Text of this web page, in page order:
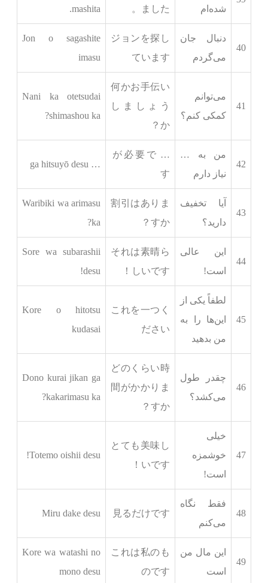
شده‌ام
ました。
mashita.
40
دنبال جان
می‌گردم
ジョンを探し
ています
Jon o sagashite
imasu
41
می‌توانم
کمکی کنم؟
何かお手伝い
しましょう
か？
Nani ka otetsudai
shimashou ka?
42
من به …
نیاز دارم
… が必要で
す
… ga hitsuyō desu
43
آیا تخفیف
دارید؟
割引はありま
すか？
Waribiki wa arimasu
ka?
44
این عالی
است!
それは素晴ら
しいです！
Sore wa subarashii
desu!
45
لطفاً یکی از
این‌ها را به
من بدهید
これを一つく
ださい
Kore o hitotsu
kudasai
46
چقدر طول
می‌کشد؟
どのくらい時
間がかかりま
すか？
Dono kurai jikan ga
kakarimasu ka?
47
خیلی
خوشمزه
است!
とても美味し
いです！
Totemo oishii desu!
48
فقط نگاه
می‌کنم
見るだけです
Miru dake desu
49
این مال من
است
これは私のも
のです
Kore wa watashi no
mono desu